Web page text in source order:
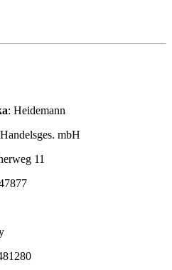
: Heidemann
mbH
11